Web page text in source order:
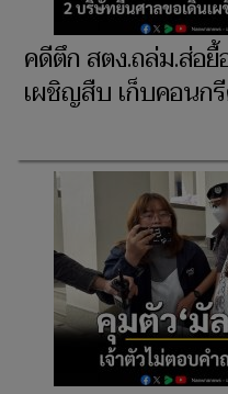
คดีตึก สตง.ถล่ม.ส่อ
เผชิญสืบ เก็บคอนก